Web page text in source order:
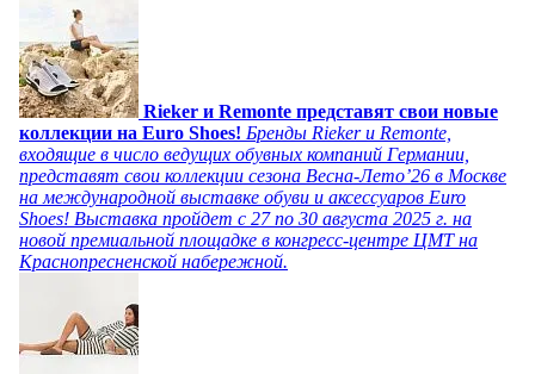
Rieker и Remonte представят свои новые
коллекции на Euro Shoes! Бренды Rieker и Remonte,
входящие в число ведущих обувных компаний Германии,
представят свои коллекции сезона Весна-Лето’26 в Москве
на международной выставке обуви и аксессуаров Euro
Shoes! Выставка пройдет c 27 по 30 августа 2025 г. на
новой премиальной площадке в конгресс-центре ЦМТ на
Краснопресненской набережной.